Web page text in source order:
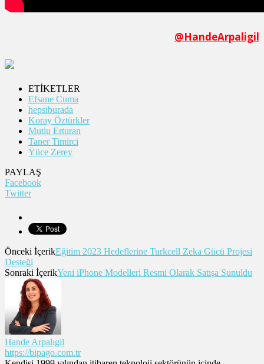
@HandeArpaligil
ETİKETLER
Efsane Cuma
hepsiburada
Koray Öztürkler
Mutlu Erturan
Taner Timirci
Yüce Zerey
PAYLAŞ
Facebook
Twitter
Önceki İçerikEğitim 2023 Hedeflerine Turkcell Zeka Gücü Projesi
Desteği
Sonraki İçerikYeni iPhone Modelleri Resmi Olarak Satışa Sunuldu
Hande Arpalıgil
https://bipago.com.tr